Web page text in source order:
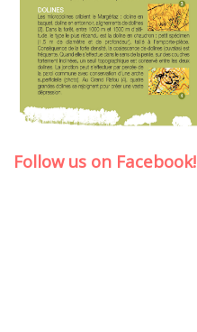
Follow us on Facebook!